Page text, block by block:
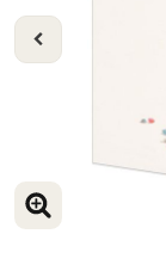
VORIGE
VERGROOT
VERGROOT